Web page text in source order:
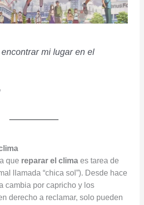
mi lugar en el
que reparar el clima es tarea de
llamada “chica sol”). Desde hace
cambia por capricho y los
derecho a reclamar, solo pueden